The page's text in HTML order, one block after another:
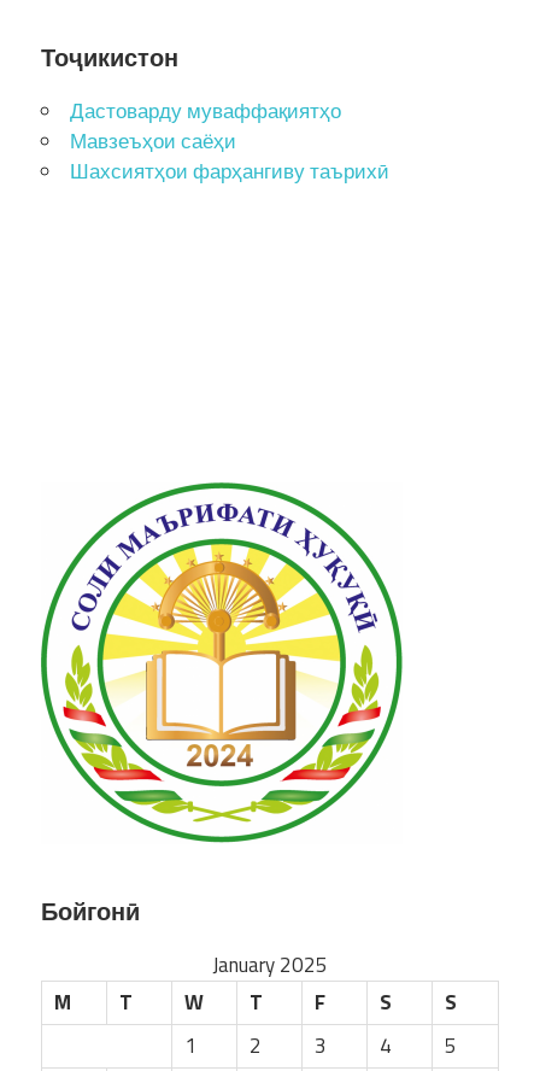
Тоҷикистон
Дастоварду муваффақиятҳо
Мавзеъҳои саёҳи
Шахсиятҳои фарҳангиву таърихӣ
Бойгонӣ
January 2025
M
T W T F S
S
1
2 3 4
5